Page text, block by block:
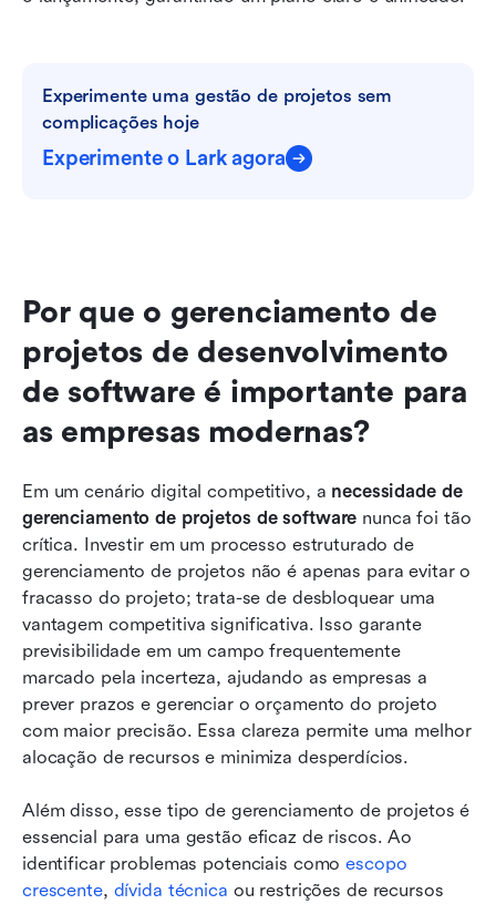
Experimente uma gestão de projetos sem
complicações hoje
Experimente o Lark agora
Por que o gerenciamento de
projetos de desenvolvimento
de software é importante para
as empresas modernas?
Em um cenário digital competitivo, a necessidade de
gerenciamento de projetos de software nunca foi tão
crítica. Investir em um processo estruturado de
gerenciamento de projetos não é apenas para evitar o
fracasso do projeto; trata-se de desbloquear uma
vantagem competitiva significativa. Isso garante
previsibilidade em um campo frequentemente
marcado pela incerteza, ajudando as empresas a
prever prazos e gerenciar o orçamento do projeto
com maior precisão. Essa clareza permite uma melhor
alocação de recursos e minimiza desperdícios.
Além disso, esse tipo de gerenciamento de projetos é
essencial para uma gestão eficaz de riscos. Ao
identificar problemas potenciais como escopo
crescente, dívida técnica ou restrições de recursos